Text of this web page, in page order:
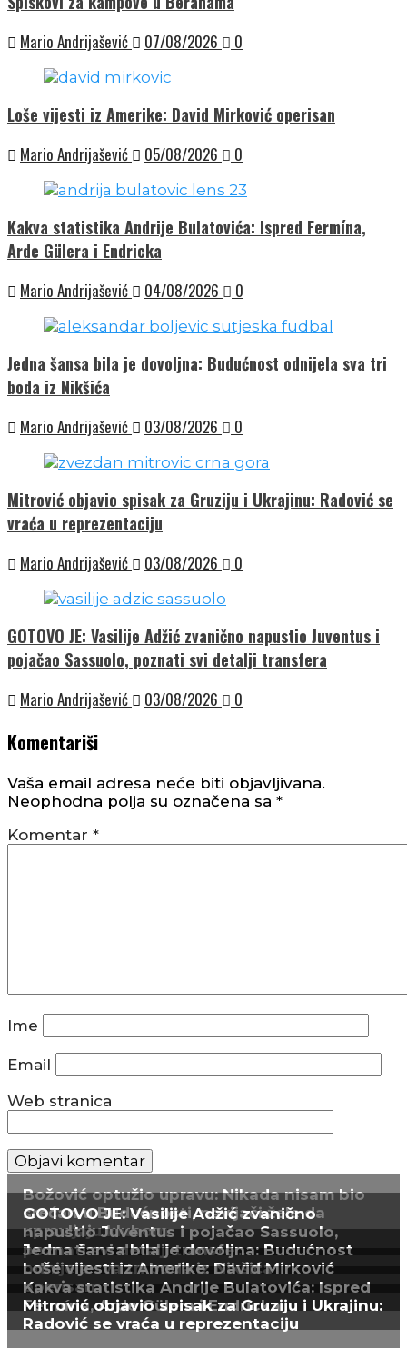
Mario Andrijašević 07/08/2026 0
Loše vijesti iz Amerike: David Mirković operisan
Mario Andrijašević 05/08/2026 0
Kakva statistika Andrije Bulatovića: Ispred Fermína,
Arde Gülera i Endricka
Mario Andrijašević 04/08/2026 0
Jedna šansa bila je dovoljna: Budućnost odnijela sva tri
boda iz Nikšića
Mario Andrijašević 03/08/2026 0
Mitrović objavio spisak za Gruziju i Ukrajinu: Radović se
vraća u reprezentaciju
Mario Andrijašević 03/08/2026 0
GOTOVO JE: Vasilije Adžić zvanično napustio Juventus i
pojačao Sassuolo, poznati svi detalji transfera
Mario Andrijašević 03/08/2026 0
Komentariši
Vaša email adresa neće biti objavljivana.
Neophodna polja su označena sa *
Komentar *
Ime
Email
Web stranica